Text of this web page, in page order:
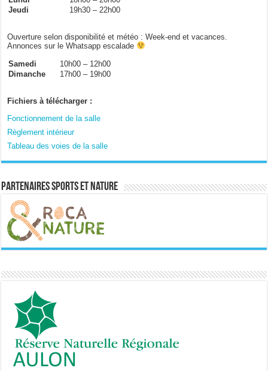
Jeudi
19h30 – 22h00
Ouverture selon disponibilité et météo : Week-end et vacances.
Annonces sur le Whatsapp escalade
Samedi
10h00 – 12h00
Dimanche
17h00 – 19h00
Fichiers à télécharger :
Fonctionnement de la salle
Règlement intérieur
Tableau des voies de la salle
Partenaires sports et nature